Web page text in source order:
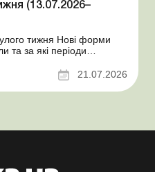
(13.07.2026–
тижня Нові форми
та за які періоди
мобілізації удосконалено
центр з організації
бронювання військовозобов’язаних Верховна ...
21.07.2026